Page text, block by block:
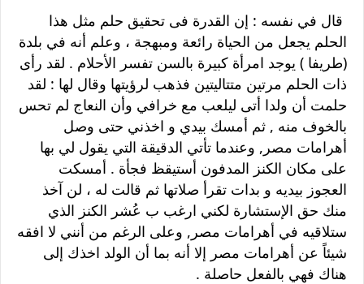
قال في نفسه : إن القدرة فى تحقيق حلم مثل هذا
الحلم يجعل من الحياة رائعة ومبهجة ، وعلم أنه في بلدة
(طريفا ) يوجد امرأة كبيرة بالسن تفسر الأحلام . لقد رأى
ذات الحلم مرتين متتاليتين فذهب لرؤيتها وقال لها : لقد
حلمت أن ولدا أتى ليلعب مع خرافي وأن النعاج لم تحس
بالخوف منه , ثم أمسك بيدي و اخذني حتى وصل
أهرامات مصر, وعندما تأتي الدقيقة التي يقول لي بها
على مكان الكنز المدفون أستيقظ فجأة . أمسكت
العجوز بيديه و بدات تقرأ صلاتها ثم قالت له ، لن آخذ
منك حق الإستشارة لكني ارغب ب عُشر الكنز الذي
ستلاقيه في أهرامات مصر, وعلى الرغم من أنني لا افقه
شيئاً عن أهرامات مصر إلا أنه بما أن الولد اخذك إلى
هناك فهي بالفعل حاصلة .